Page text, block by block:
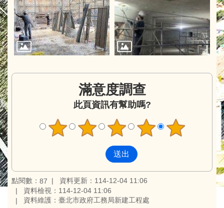
滿意度調查
此頁資訊有幫助嗎?
點閱數： 87
資料更新：114-12-04 11:06
資料檢視：114-12-04 11:06
資料維護：臺北市政府工務局新建工程處